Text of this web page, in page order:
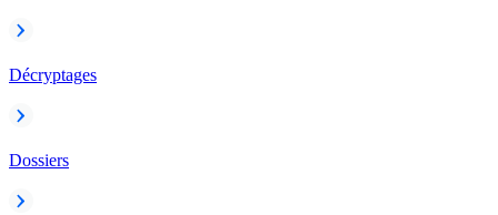
Décryptages
Dossiers